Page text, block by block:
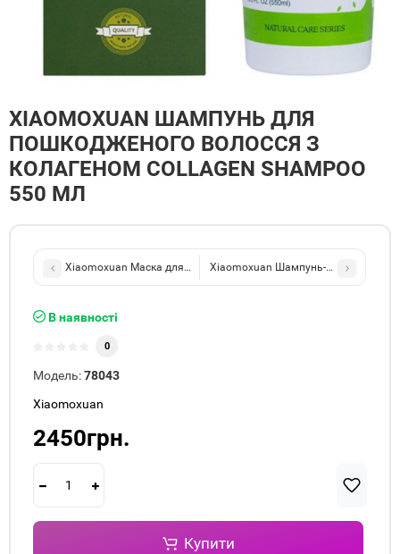
XIAOMOXUAN ШАМПУНЬ ДЛЯ
ПОШКОДЖЕНОГО ВОЛОССЯ З
КОЛАГЕНОМ COLLAGEN SHAMPOO
550 МЛ
Xiaomoxuan Маска для волосся для живлення та відновлення
Xiaomoxuan Шампунь-скраб для
В наявності
0
Модель:78043
Xiaomoxuan
2450грн.
Купити